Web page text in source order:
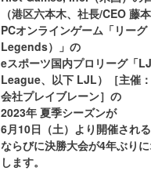
（港区六本木、社長/CEO 藤
PCオンラインゲーム「リー
Legends）」の
eスポーツ国内プロリーグ
League、以下 LJL）［主催
会社プレイブレーン］の
2023年 夏季シーズンが
6月10日（土）より開催され
ならびに決勝大会が4年ぶり
します。